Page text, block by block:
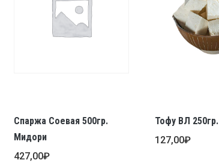
Спаржа Соевая 500гр.
Мидори
427,00₽
Тофу ВЛ 250гр.
127,00₽